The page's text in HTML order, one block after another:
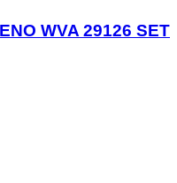
WVA 29126 SET